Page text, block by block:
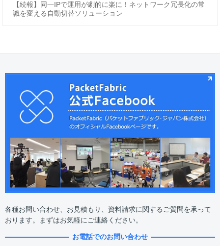
【続報】同一IPで運用が劇的に楽に！ネットワーク冗長化の常
識を変える自動切替ソリューション
各種お問い合わせ、お見積もり、資料請求に関するご質問を承って
おります。まずはお気軽にご連絡ください。
お電話でのお問い合わせ